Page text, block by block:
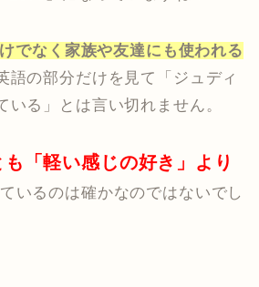
でなく家族や友達にも使われる
語の部分だけを見て「ジュディ
いる」とは言い切れません。
「軽い感じの好き」より
いるのは確かなのではないでし